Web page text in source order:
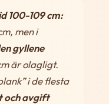
100-109 cm:
men i
gyllene
är olagligt.
i de flesta
och avgift